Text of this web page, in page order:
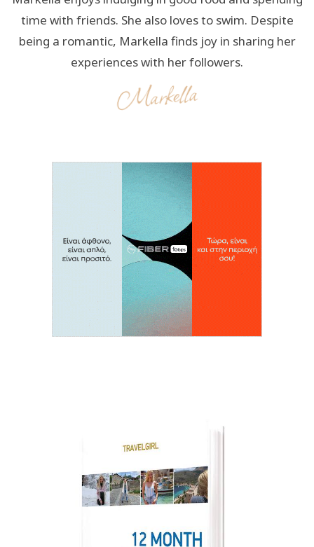
time with friends. She also loves to swim. Despite
being a romantic, Markella finds joy in sharing her
experiences with her followers.